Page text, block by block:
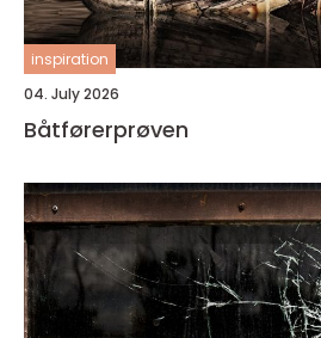
inspiration
04. July 2026
Båtførerprøven